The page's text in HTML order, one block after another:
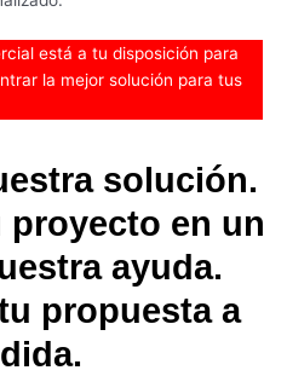
está a tu disposición para
la mejor solución para tus
solución.
proyecto en un
ayuda.
propuesta a